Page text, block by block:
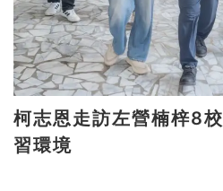
柯志恩走訪左營楠梓8校 關注校舍改善與學
習環境